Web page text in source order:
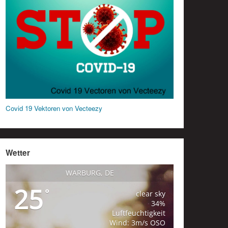
Covid 19 Vektoren von Vecteezy
Wetter
WARBURG, DE
25°
clear sky
34%
Luftfeuchtigkeit
Wind: 3m/s OSO